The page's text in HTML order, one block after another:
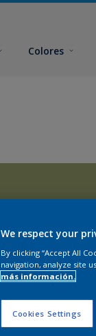
Colores
We respect your
By clicking “Accept All
navigation, analyze site
más información.
Cookies Settings